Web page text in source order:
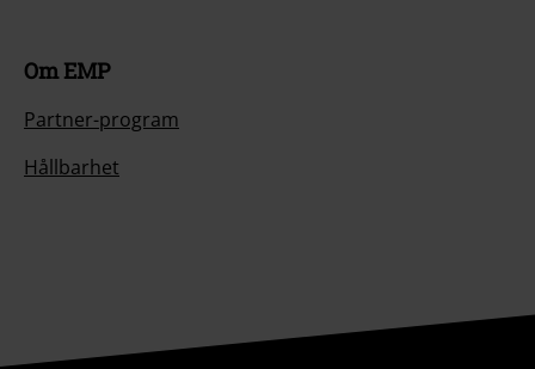
Om EMP
Partner-program
Hållbarhet